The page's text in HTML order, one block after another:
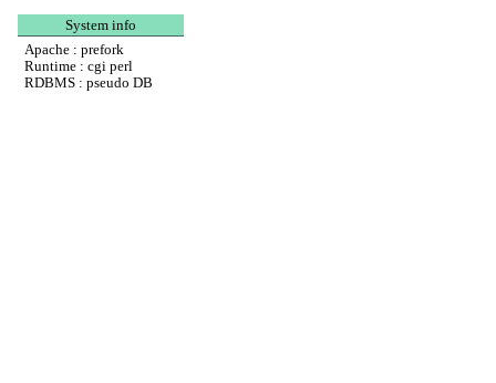
System info
Apache : prefork
Runtime : cgi perl
RDBMS : pseudo DB